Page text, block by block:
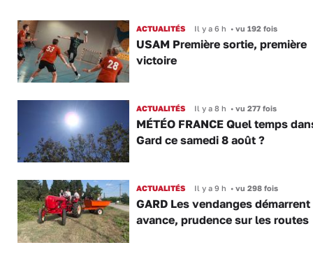
ACTUALITÉS Il y a 6 h •vu 192 fois
USAM Première sortie, première
victoire
ACTUALITÉS Il y a 8 h •vu 277 fois
MÉTÉO FRANCE Quel temps
Gard ce samedi 8 août ?
ACTUALITÉS Il y a 9 h •vu 298 fois
GARD Les vendanges démarrent
avance, prudence sur les routes